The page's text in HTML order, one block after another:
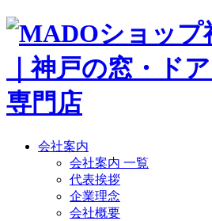
会社案内
会社案内 一覧
代表挨拶
企業理念
会社概要